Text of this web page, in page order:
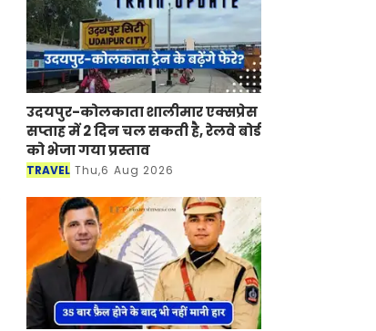
उदयपुर-कोलकाता शालीमार एक्सप्रेस
सप्ताह में 2 दिन चल सकती है, रेलवे बोर्ड
को भेजा गया प्रस्ताव
TRAVEL Thu,6 Aug 2026